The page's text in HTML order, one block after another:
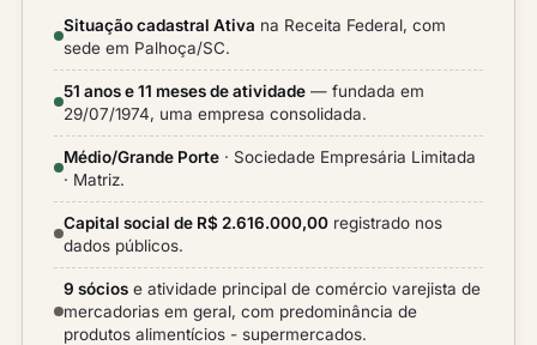
Situação cadastral Ativa na Receita Federal, com
sede em Palhoça/SC.
51 anos e 11 meses de atividade — fundada em
29/07/1974, uma empresa consolidada.
Médio/Grande Porte · Sociedade Empresária Limitada
· Matriz.
Capital social de R$ 2.616.000,00 registrado nos
dados públicos.
9 sócios e atividade principal de comércio varejista de
mercadorias em geral, com predominância de
produtos alimentícios - supermercados.